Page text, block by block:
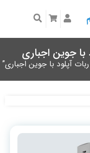
جوین اجباری
آپلود با جوین اجباری”